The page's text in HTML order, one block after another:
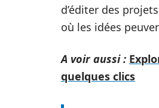
d’éditer des
où les idées
A voir aussi :
quelques clics